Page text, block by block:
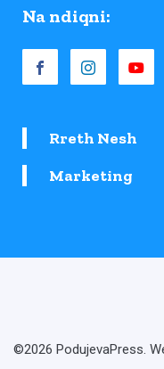
Na ndiqni:
Rreth Nesh
Marketing
©2026 PodujevaPress.